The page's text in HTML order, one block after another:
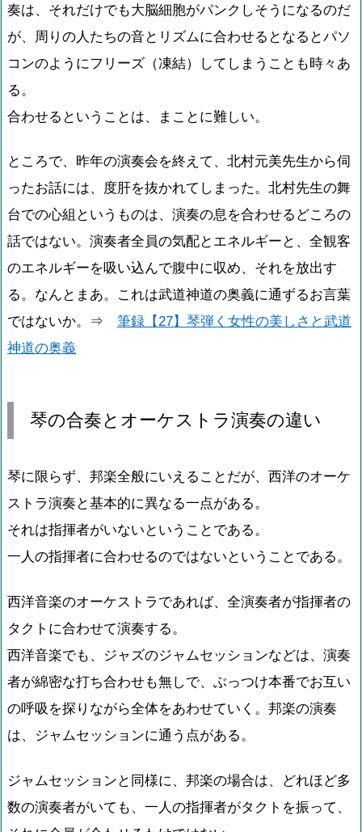
奏は、それだけでも大脳細胞がパンクしそうになるのだ
が、周りの人たちの音とリズムに合わせるとなるとパソ
コンのようにフリーズ（凍結）してしまうことも時々あ
る。
合わせるということは、まことに難しい。
ところで、昨年の演奏会を終えて、北村元美先生から伺
ったお話には、度肝を抜かれてしまった。北村先生の舞
台での心組というものは、演奏の息を合わせるどころの
話ではない。演奏者全員の気配とエネルギーと、全観客
のエネルギーを吸い込んで腹中に収め、それを放出す
る。なんとまあ。これは武道神道の奥義に通ずるお言葉
ではないか。⇒ 筆録【27】琴弾く女性の美しさと武道
神道の奥義
琴の合奏とオーケストラ演奏の違い
琴に限らず、邦楽全般にいえることだが、西洋のオーケ
ストラ演奏と基本的に異なる一点がある。
それは指揮者がいないということである。
一人の指揮者に合わせるのではないということである。
西洋音楽のオーケストラであれば、全演奏者が指揮者の
タクトに合わせて演奏する。
西洋音楽でも、ジャズのジャムセッションなどは、演奏
者が綿密な打ち合わせも無しで、ぶっつけ本番でお互い
の呼吸を探りながら全体をあわせていく。邦楽の演奏
は、ジャムセッションに通う点がある。
ジャムセッションと同様に、邦楽の場合は、どれほど多
数の演奏者がいても、一人の指揮者がタクトを振って、